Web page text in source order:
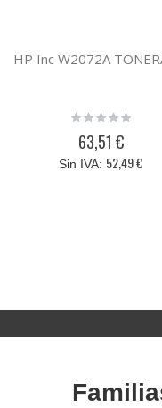
Rating:
63,51 €
52,49 €